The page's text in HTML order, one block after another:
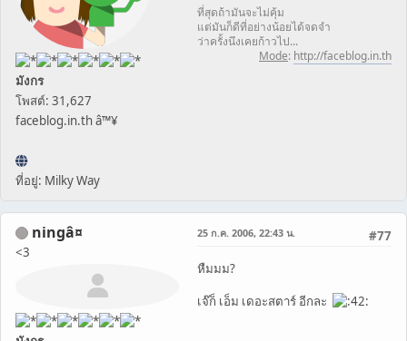
มังกร
โพสต์: 31,627
faceblog.in.th â™¥
ที่อยู่: Milky Way
ที่สุดถ้ามันจะไม่คุ้ม
แต่มันก็ดีที่อย่างน้อยได้จดจำ
ว่าครั้งนึงเคยก้าวไป...
Mode: http://faceblog.in.th
ningâ¤
<3
#77
25 ก.ค. 2006, 22:43 น.
หืมมม?
เจ๊ก็ เอ็ม เดอะสตาร์ อีกละ